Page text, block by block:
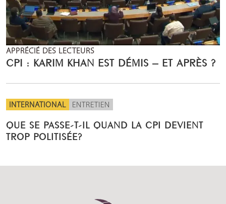
APPRÉCIÉ DES LECTEURS
CPI : KARIM KHAN EST DÉMIS – ET APRÈS ?
INTERNATIONAL ENTRETIEN
QUE SE PASSE-T-IL QUAND LA CPI DEVIENT
TROP POLITISÉE?